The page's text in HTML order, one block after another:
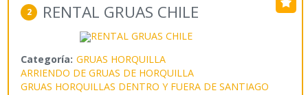
2 RENTAL GRUAS CHILE
Categoría: GRUAS HORQUILLA
ARRIENDO DE GRUAS DE HORQUILLA
GRUAS HORQUILLAS DENTRO Y FUERA DE SANTIAGO